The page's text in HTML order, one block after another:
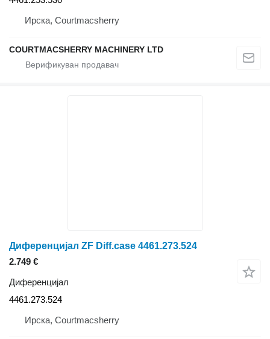
Ирска, Courtmacsherry
COURTMACSHERRY MACHINERY LTD
Диференцијал ZF Diff.case 4461.273.524
2.749 €
Диференцијал
4461.273.524
Ирска, Courtmacsherry